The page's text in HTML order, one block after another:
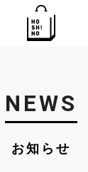
NEWS
お知らせ